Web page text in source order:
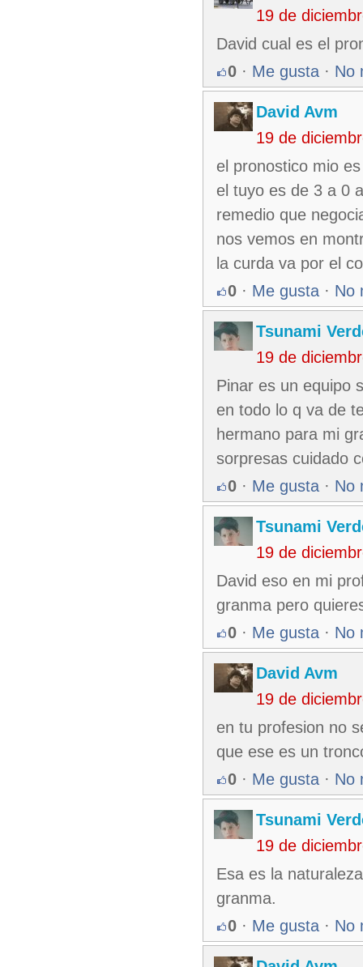
19 de
David cual es el
0 · Me gusta · No
David Avm
19 de
el pronostico mio
el tuyo es de 3 a 0
remedio que
nos vemos en
la curda va por el
0 · Me gusta · No
Tsunami
19 de
Pinar es un equipo
en todo lo q va de
hermano para mi
sorpresas cuidado
0 · Me gusta · No
Tsunami
19 de
David eso en mi
granma pero
0 · Me gusta · No
David Avm
19 de
en tu profesion no
que ese es un
0 · Me gusta · No
Tsunami
19 de
Esa es la
granma.
0 · Me gusta · No